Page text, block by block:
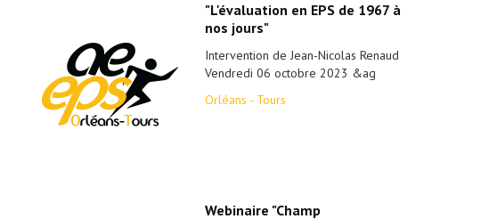
"L'évaluation en EPS de 1967 à
nos jours"
Intervention de Jean-Nicolas Renaud
Vendredi 06 octobre 2023 &ag
Orléans - Tours
Webinaire "Champ